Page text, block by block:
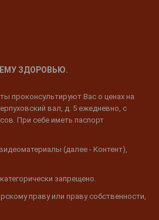
ЗДОРОВЬЮ.
проконсультируют Вас о ценах на
вал, д. 5 ежедневно, с
При себе иметь паспорт
(далее - Контент),
запрещено.
праву или праву собственности,